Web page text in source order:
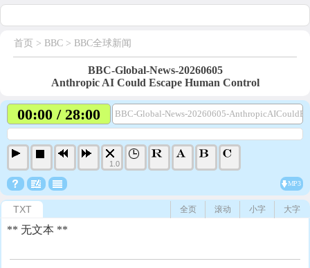
首页 > BBC > BBC全球新闻
BBC-Global-News-20260605
Anthropic AI Could Escape Human Control
00:00 / 28:00 BBC-Global-News-20260605-
1.0
MP3
TXT 大字
小字
滚动
全页
** 无文本 **